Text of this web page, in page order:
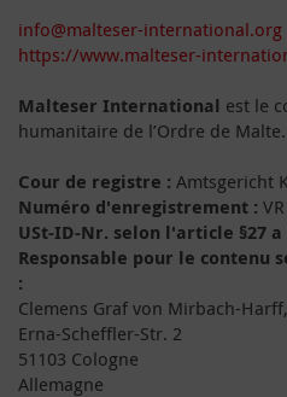
info@malteser-international.org
https://www.malteser-
Malteser International est le
humanitaire de l’Ordre de Malte.
Cour de registre : Amtsgericht
Numéro d'enregistrement :
USt-ID-Nr. selon l'article §27 a
Responsable pour le contenu
:
Clemens Graf von Mirbach-
Erna-Scheffler-Str. 2
51103 Cologne
Allemagne